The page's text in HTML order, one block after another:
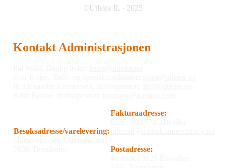
©Utleira IL - 2025
Kontakt Administrasjonen
Besøksadresse/varelevering:
Fakturaadresse:
Postadresse: